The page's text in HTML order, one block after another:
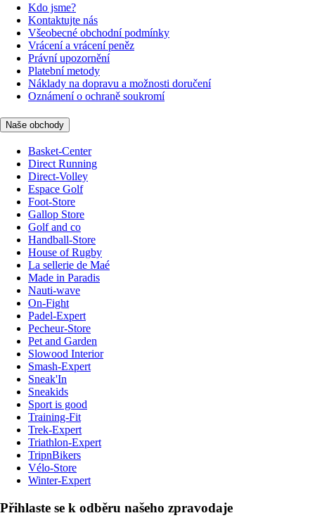
Kdo jsme?
Kontaktujte nás
Všeobecné obchodní podmínky
Vrácení a vrácení peněz
Právní upozornění
Platební metody
Náklady na dopravu a možnosti doručení
Oznámení o ochraně soukromí
Naše obchody
Basket-Center
Direct Running
Direct-Volley
Espace Golf
Foot-Store
Gallop Store
Golf and co
Handball-Store
House of Rugby
La sellerie de Maé
Made in Paradis
Nauti-wave
On-Fight
Padel-Expert
Pecheur-Store
Pet and Garden
Slowood Interior
Smash-Expert
Sneak'In
Sneakids
Sport is good
Training-Fit
Trek-Expert
Triathlon-Expert
TripnBikers
Vélo-Store
Winter-Expert
Přihlaste se k odběru našeho zpravodaje